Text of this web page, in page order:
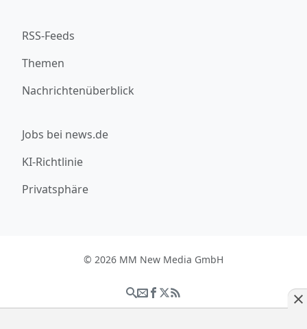
RSS-Feeds
Themen
Nachrichtenüberblick
Jobs bei news.de
KI-Richtlinie
Privatsphäre
© 2026 MM New Media GmbH